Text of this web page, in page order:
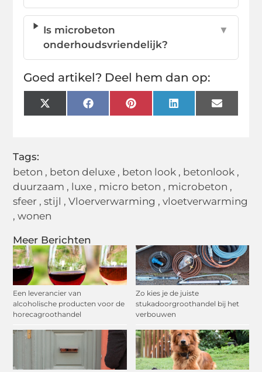
Meer Berichten
Een leverancier van
alcoholische producten voor de
horecagroothandel
Zo kies je de juiste
stukadoorgroothandel bij het
verbouwen
Is microbeton
onderhoudsvriendelijk?
▼
Goed artikel? Deel hem dan op:
X
(Twitter)
FacebookPinterestLinkedInEmail
Tags:
beton , beton deluxe , beton look , betonlook ,
duurzaam , luxe , micro beton , microbeton ,
sfeer ,stijl ,Vloerverwarming ,vloetverwarming
,wonen